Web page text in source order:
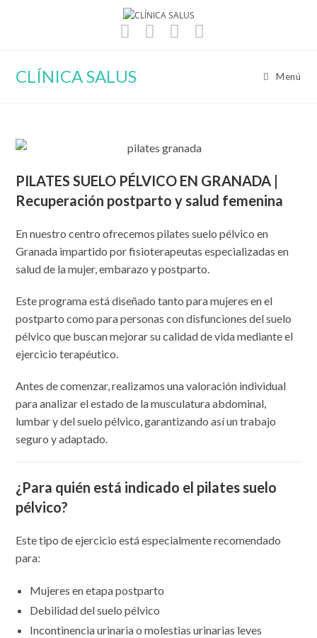
CLÍNICA SALUS Menú
PILATES SUELO PÉLVICO EN GRANADA |
Recuperación postparto y salud femenina
En nuestro centro ofrecemos pilates suelo pélvico en
Granada impartido por fisioterapeutas especializadas en
salud de la mujer, embarazo y postparto.
Este programa está diseñado tanto para mujeres en el
postparto como para personas con disfunciones del suelo
pélvico que buscan mejorar su calidad de vida mediante el
ejercicio terapéutico.
Antes de comenzar, realizamos una valoración individual
para analizar el estado de la musculatura abdominal,
lumbar y del suelo pélvico, garantizando así un trabajo
seguro y adaptado.
¿Para quién está indicado el pilates suelo
pélvico?
Este tipo de ejercicio está especialmente recomendado
para:
Mujeres en etapa postparto
Debilidad del suelo pélvico
Incontinencia urinaria o molestias urinarias leves